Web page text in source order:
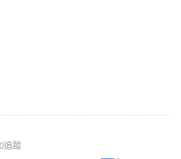
0追蹤